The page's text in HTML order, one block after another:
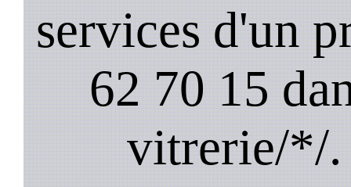
services d'un
62 70 15
vitrerie/*/